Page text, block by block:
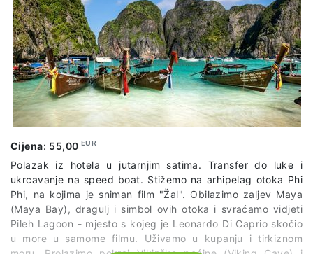
sunca, sredstvo protiv insekata, ručnik, rezervnu odjeću,
natikače, kopiju stranice s fotografijom putovnice (ili broj
putovnice)
Cijena uključuje:
ulaznice za jutarnji program u prihvatilištu (s ručkom)
organiziran prijevoz prema predviđenom rasporedu
Cijena: 55,00 EUR
Polazak iz hotela u jutarnjim satima. Transfer do luke i
ukrcavanje na speed boat. Stižemo na arhipelag otoka Phi
Phi, na kojima je sniman film "Žal". Obilazimo zaljev Maya
(Maya Bay), dragulj i simbol ovih otoka i svraćamo vidjeti
Pileh Lagoon - mjesto s kojeg je Leonardo Di Caprio skočio
u more u samome filmu. Uživamo u kupanju i tirkiznom